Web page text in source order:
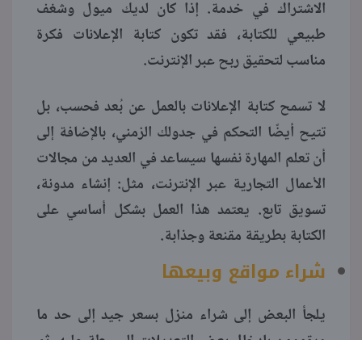
الاشتراك في خدمة. إذا كان لديك ميول وشغف
طبيعي للكتابة، فقد تكون كتابة الإعلانات فكرة
مناسب لتحقيق ربح عبر الإنترنت.
لا تسمح كتابة الإعلانات بالعمل عن بُعد فحسب، بل
تتيح أيضًا التحكم في جدولك الزمني، بالإضافة إلى
أن تعلم المهارة نفسها سيساعد في العديد من مجالات
الأعمال التجارية عبر الإنترنت، مثل: إنشاء مدونة،
تسويق تابع. يعتمد هذا العمل بشكل أساسي على
الكتابة بطريقة مقنعة وجذابة.
شراء مواقع وبيعها
يلجأ البعض إلى شراء منزل بسعر جيد إلى حد ما